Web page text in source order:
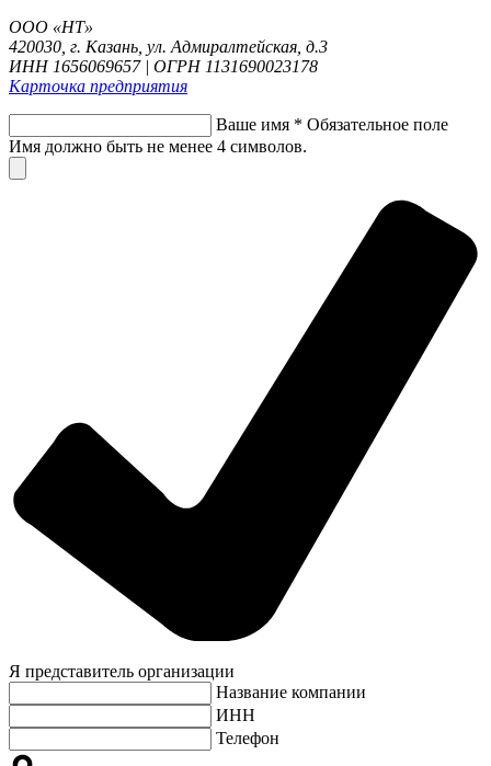
ООО «НТ»
420030, г. Казань, ул. Адмиралтейская, д.3
ИНН 1656069657 | ОГРН 1131690023178
Карточка предприятия
Ваше имя * Обязательное поле
Имя должно быть не менее 4 символов.
Я представитель организации
Название компании
ИНН
Телефон